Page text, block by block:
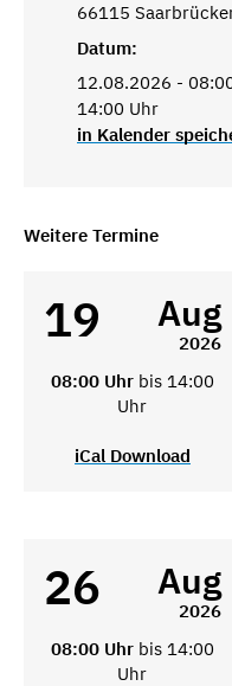
66115
Datum:
12.08.2026 -
14:00 Uhr
in Kalender
Weitere Termine
19 Aug
2026
08:00 Uhr bis 14:00
Uhr
iCal Download
26 Aug
2026
08:00 Uhr bis 14:00
Uhr